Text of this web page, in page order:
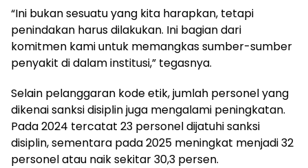
“Ini bukan sesuatu yang kita harapkan, tetapi
penindakan harus dilakukan. Ini bagian dari
komitmen kami untuk memangkas sumber-sumber
penyakit di dalam institusi,” tegasnya.
Selain pelanggaran kode etik, jumlah personel yang
dikenai sanksi disiplin juga mengalami peningkatan.
Pada 2024 tercatat 23 personel dijatuhi sanksi
disiplin, sementara pada 2025 meningkat menjadi 32
personel atau naik sekitar 30,3 persen.